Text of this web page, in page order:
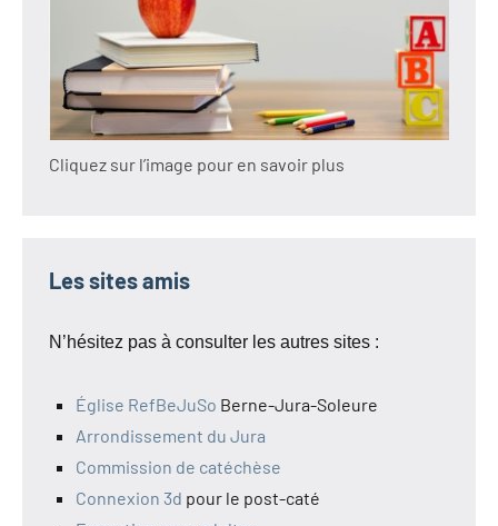
Cliquez sur l’image pour en savoir plus
Les sites amis
N’hésitez pas à consulter les autres sites :
Église RefBeJuSo Berne-Jura-Soleure
Arrondissement du Jura
Commission de catéchèse
Connexion 3d pour le post-caté